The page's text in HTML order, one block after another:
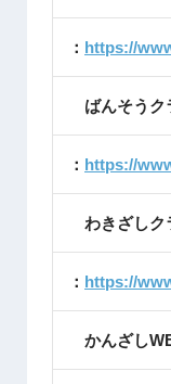
： https://
ばんそうク
： https://
わきざしク
： https://
かんざし